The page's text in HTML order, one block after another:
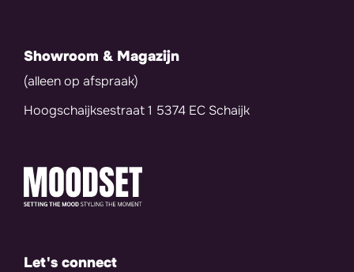
Showroom & Magazijn
(alleen op afspraak)
Hoogschaijksestraat 1 5374 EC Schaijk
Let's connect